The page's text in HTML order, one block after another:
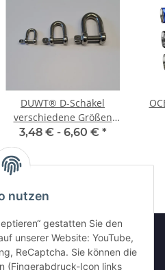
nutzen
gestatten Sie den
unserer Website: YouTube,
ReCaptcha. Sie können die
(Fingerabdruck-Icon links
DUWT® D-Schäkel
verschiedene Größen
kurze Form Edelstahl A4
3,48 € - 6,60 € *